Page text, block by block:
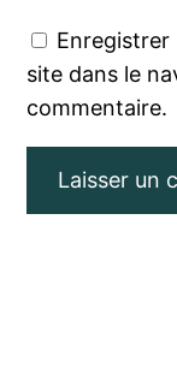
site dans le
commentaire.